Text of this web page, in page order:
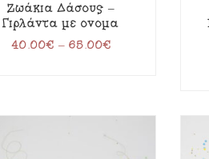
Ζωάκια Δάσους –
Γιρλάντα με όνομα
40.00€ – 65.00€